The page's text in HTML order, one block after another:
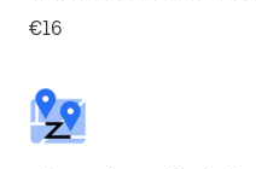
€16